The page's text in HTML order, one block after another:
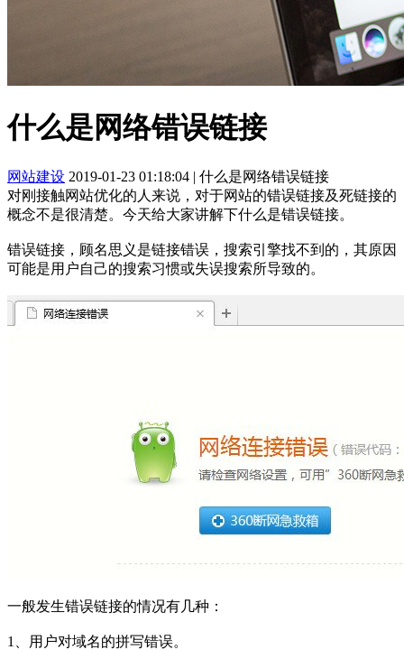
什么是网络错误链接
网站建设 2019-01-23 01:18:04 | 什么是网络错误链接
对刚接触网站优化的人来说，对于网站的错误链接及死链接的
概念不是很清楚。今天给大家讲解下什么是错误链接。
错误链接，顾名思义是链接错误，搜索引擎找不到的，其原因
可能是用户自己的搜索习惯或失误搜索所导致的。
一般发生错误链接的情况有几种：
1、用户对域名的拼写错误。